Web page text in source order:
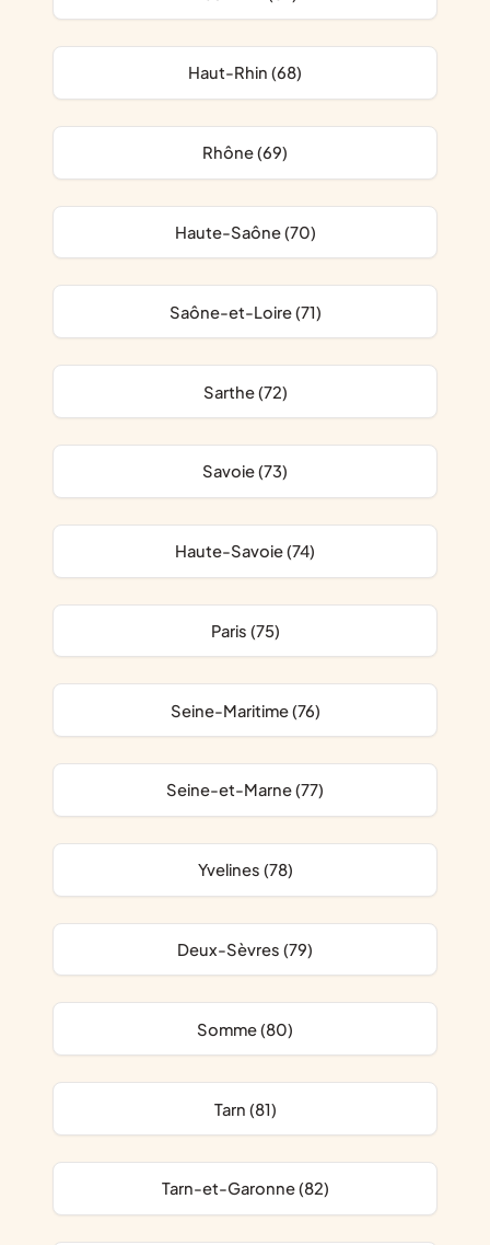
Haut-Rhin (68)
Rhône (69)
Haute-Saône (70)
Saône-et-Loire (71)
Sarthe (72)
Savoie (73)
Haute-Savoie (74)
Paris (75)
Seine-Maritime (76)
Seine-et-Marne (77)
Yvelines (78)
Deux-Sèvres (79)
Somme (80)
Tarn (81)
Tarn-et-Garonne (82)